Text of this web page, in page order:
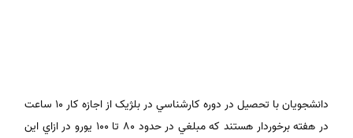
دانشجويان با تحصيل در دوره کارشناسي در بلژيک از اجازه کار 10 ساعت
در هفته برخوردار هستند که مبلغي در حدود 80 تا 100 يورو در ازاي اين